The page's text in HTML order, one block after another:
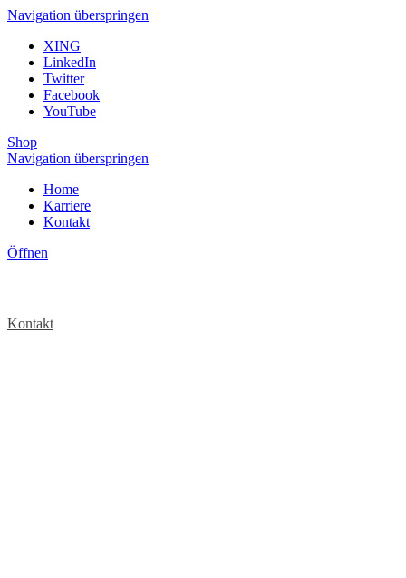
Navigation überspringen
XING
LinkedIn
Twitter
Facebook
YouTube
Shop
Navigation überspringen
Home
Karriere
Kontakt
Öffnen
Kontakt